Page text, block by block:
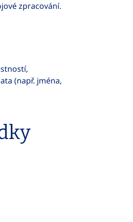
zpracování.
(např. jména,